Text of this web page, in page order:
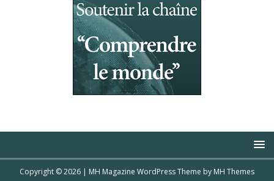
Copyright © 2026 | MH Magazine WordPress Theme by MH Themes